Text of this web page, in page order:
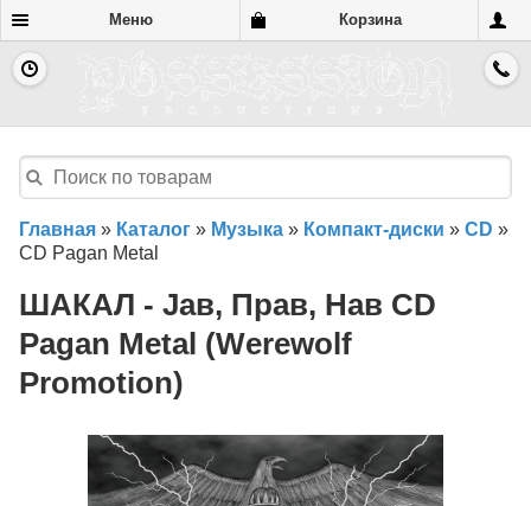
Меню Корзина
Главная » Каталог » Музыка » Компакт-диски » CD »
CD Pagan Metal
ШАКАЛ - Јав, Прав, Нав CD
Pagan Metal (Werewolf
Promotion)